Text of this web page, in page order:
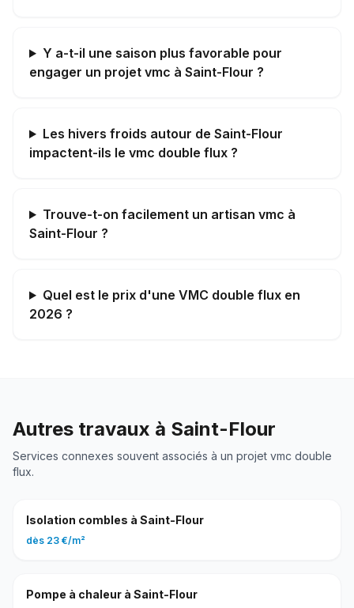
Y a-t-il une saison plus favorable pour
engager un projet vmc à Saint-Flour ?
Les hivers froids autour de Saint-Flour
impactent-ils le vmc double flux ?
Trouve-t-on facilement un artisan vmc à
Saint-Flour ?
Quel est le prix d'une VMC double flux en
2026 ?
Autres travaux à Saint-Flour
Services connexes souvent associés à un projet vmc double
flux.
Isolation combles à Saint-Flour
dès 23 €/m²
Pompe à chaleur à Saint-Flour